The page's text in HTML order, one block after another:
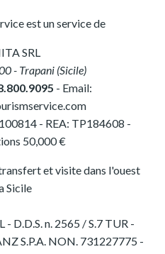
est un service de
SRL
- Trapani (Sicile)
- Email:
- REA: TP184608 -
50,000 €
et visite dans l'ouest
Sicile
D.D.S. n. 2565 / S.7 TUR -
S.P.A. NON. 731227775 -